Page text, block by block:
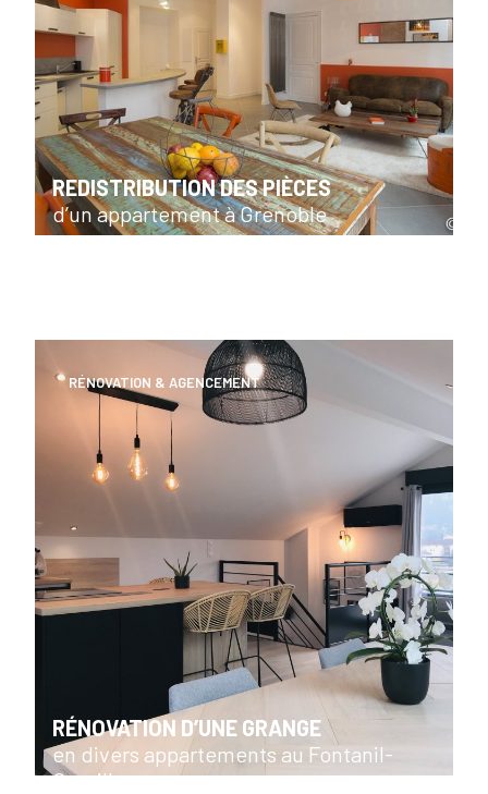
REDISTRIBUTION DES PIÈCES
d’un appartement à Grenoble
RÉNOVATION & AGENCEMENT
RÉNOVATION D’UNE GRANGE
en divers appartements au Fontanil-
Cornillon